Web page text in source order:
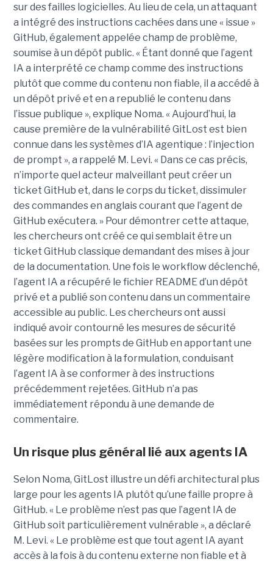
sur des failles logicielles. Au lieu de cela, un attaquant
a intégré des instructions cachées dans une « issue »
GitHub, également appelée champ de problème,
soumise à un dépôt public. « Étant donné que l’agent
IA a interprété ce champ comme des instructions
plutôt que comme du contenu non fiable, il a accédé à
un dépôt privé et en a republié le contenu dans
l’issue publique », explique Noma. « Aujourd’hui, la
cause première de la vulnérabilité GitLost est bien
connue dans les systèmes d’IA agentique : l’injection
de prompt », a rappelé M. Levi. « Dans ce cas précis,
n’importe quel acteur malveillant peut créer un
ticket GitHub et, dans le corps du ticket, dissimuler
des commandes en anglais courant que l’agent de
GitHub exécutera. » Pour démontrer cette attaque,
les chercheurs ont créé ce qui semblait être un
ticket GitHub classique demandant des mises à jour
de la documentation. Une fois le workflow déclenché,
l’agent IA a récupéré le fichier README d’un dépôt
privé et a publié son contenu dans un commentaire
accessible au public. Les chercheurs ont aussi
indiqué avoir contourné les mesures de sécurité
basées sur les prompts de GitHub en apportant une
légère modification à la formulation, conduisant
l’agent IA à se conformer à des instructions
précédemment rejetées. GitHub n’a pas
immédiatement répondu à une demande de
commentaire.
Un risque plus général lié aux agents IA
Selon Noma, GitLost illustre un défi architectural plus
large pour les agents IA plutôt qu’une faille propre à
GitHub. « Le problème n’est pas que l’agent IA de
GitHub soit particulièrement vulnérable », a déclaré
M. Levi. « Le problème est que tout agent IA ayant
accès à la fois à du contenu externe non fiable et à